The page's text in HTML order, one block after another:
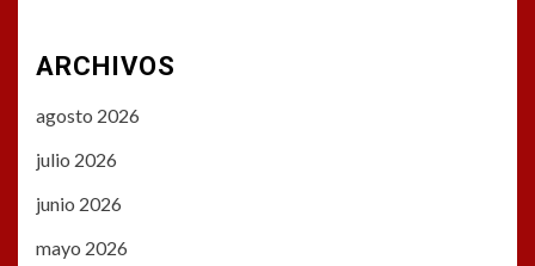
ARCHIVOS
agosto 2026
julio 2026
junio 2026
mayo 2026